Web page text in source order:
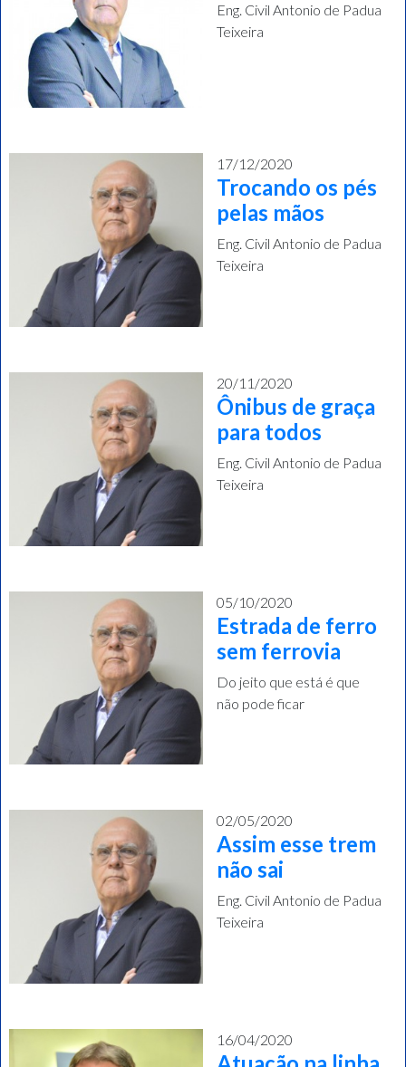
Eng. Civil Antonio de Padua
Teixeira
17/12/2020
Trocando os pés
pelas mãos
Eng. Civil Antonio de Padua
Teixeira
20/11/2020
Ônibus de graça
para todos
Eng. Civil Antonio de Padua
Teixeira
05/10/2020
Estrada de ferro
sem ferrovia
Do jeito que está é que
não pode ficar
02/05/2020
Assim esse trem
não sai
Eng. Civil Antonio de Padua
Teixeira
16/04/2020